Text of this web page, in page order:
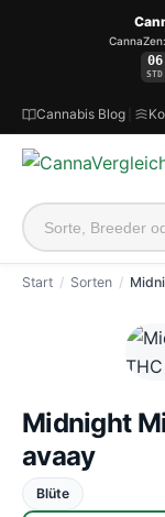
06
STD
Cannabis Blog
Start Sorten
Midnight
avaay
Blüte